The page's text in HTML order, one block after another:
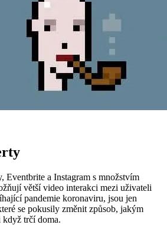
Eventbrite a Instagram s množstvím
větší video interakci mezi uživateli
pandemie koronaviru, jsou jen
se pokusily změnit způsob, jakým
trčí doma.